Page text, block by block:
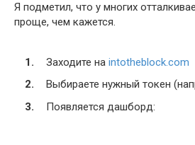
Я подметил, что у многих
проще, чем кажется.
Заходите на intotheblock.com
Выбираете нужный токен
Появляется дашборд: